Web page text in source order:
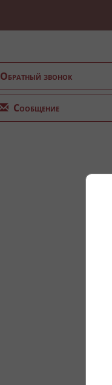
Обратный звонок
Сообщение